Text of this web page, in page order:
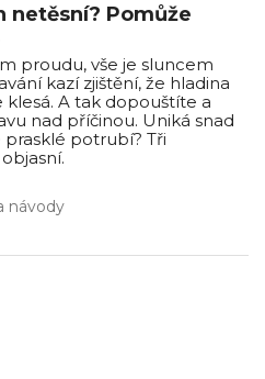
netěsní? Pomůže
proudu, vše je sluncem
kazí zjištění, že hladina
A tak dopouštíte a
nad příčinou. Uniká snad
potrubí? Tři
návody